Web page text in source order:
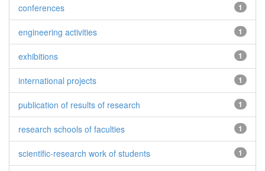
1
conferences
1
engineering activities
1
exhibitions
1
international projects
1
publication of results of research
1
research schools of faculties
1
scientific-research work of students